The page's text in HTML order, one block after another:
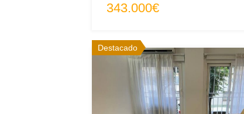
343.000€
Destacado